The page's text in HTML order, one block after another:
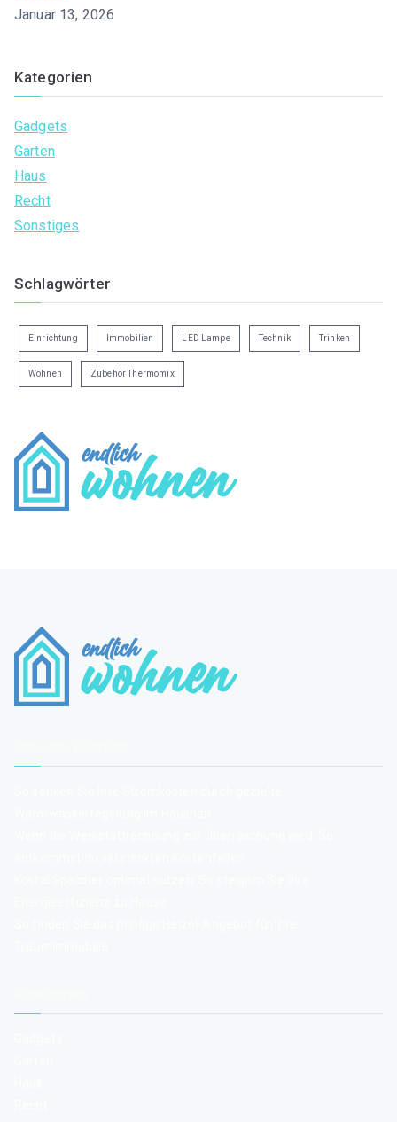
Januar 13, 2026
Kategorien
Gadgets
Garten
Haus
Recht
Sonstiges
Schlagwörter
Einrichtung Immobilien LED Lampe Technik Trinken
Wohnen Zubehör Thermomix